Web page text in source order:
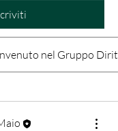
nel Gruppo